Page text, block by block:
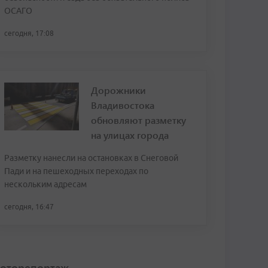
ОСАГО
сегодня, 17:08
Дорожники
Владивостока
обновляют разметку
на улицах города
Разметку нанесли на остановках в Снеговой
Пади и на пешеходных переходах по
нескольким адресам
сегодня, 16:47